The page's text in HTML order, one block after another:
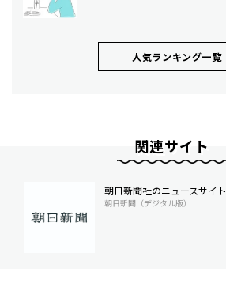
人気ランキング⼀覧
関連サイト
朝日新聞社のニュースサイト
朝日新聞（デジタル版）